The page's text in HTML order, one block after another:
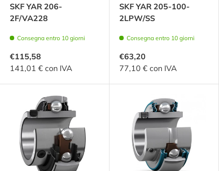
SKF YAR 206-
2F/VA228
Consegna entro 10 giorni
€115,58
141,01 € con IVA
SKF YAR 205-100-
2LPW/SS
Consegna entro 10 giorni
€63,20
77,10 € con IVA